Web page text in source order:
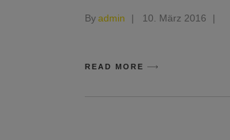
Byadmin 10. März 2016
READ MORE